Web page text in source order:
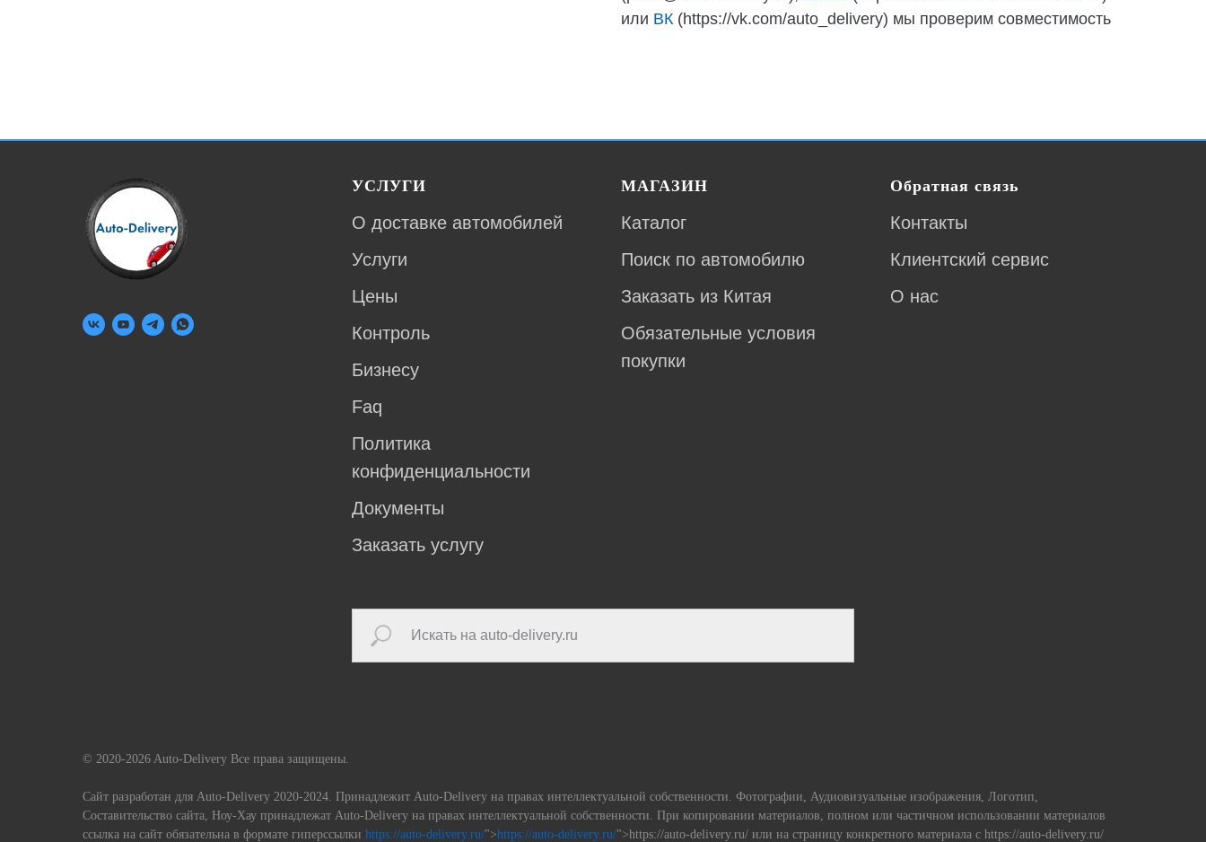
или ВК (https://vk.com/auto_delivery) мы проверим совместимость
УСЛУГИ
О доставке автомобилей
Услуги
Цены
Контроль
Бизнесу
Faq
Политика
конфиденциальности
Документы
Заказать услугу
МАГАЗИН
Каталог
Поиск по автомобилю
Заказать из Китая
Обязательные условия
покупки
Обратная связь
Контакты
Клиентский сервис
О нас
© 2020-2026 Auto-Delivery Все права защищены.
Сайт разработан для Auto-Delivery 2020-2024. Принадлежит Auto-Delivery на правах интеллектуальной собственности. Фотографии, Аудиовизуальные изображения, Логотип,
Составительство сайта, Ноу-Хау принадлежат Auto-Delivery на правах интеллектуальной собственности. При копировании материалов, полном или частичном использовании материалов
ссылка на сайт обязательна в формате гиперссылки https://auto-delivery.ru/">https://auto-delivery.ru/">https://auto-delivery.ru/ или на страницу конкретного материала с https://auto-delivery.ru/